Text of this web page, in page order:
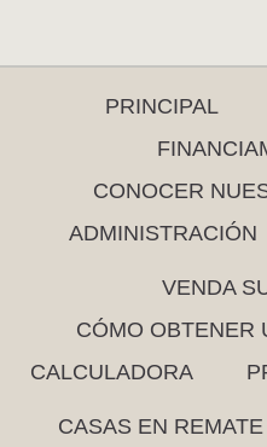
PRINCIPAL
CONOCER
ADMINISTRACIÓN
VENDA
CÓMO OBTENER
CALCULADORA
CASAS EN REMATE